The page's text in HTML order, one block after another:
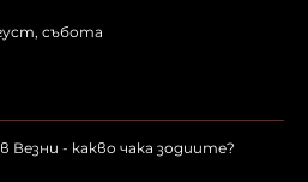
събота
Везни - какво чака зодиите?